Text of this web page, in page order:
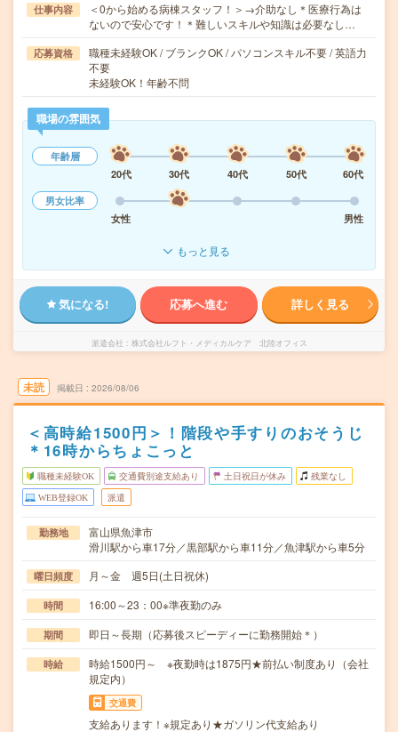
仕事内容
＜0から始める病棟スタッフ！＞→介助なし＊医療行為は
ないので安心です！＊難しいスキルや知識は必要なし…
応募資格
職種未経験OK / ブランクOK / パソコンスキル不要 / 英語力
不要
未経験OK！年齢不問
職場の雰囲気
年齢層
20代
30代 40代 50代
60代
男女比率
女性
男性
もっと見る
気になる! 応募へ進む 詳しく見る
派遣会社 株式会社ルフト・メディカルケア 北陸オフィス
未読 掲載日 2026/08/06
＜高時給1500円＞！階段や手すりのおそうじ
＊16時からちょこっと
職種未経験OK 交通費別途支給あり 土日祝日が休み 残業なし
WEB登録OK 派遣
勤務地
富山県魚津市
滑川駅から車17分／黒部駅から車11分／魚津駅から車5分
曜日頻度 月～金 週5日(土日祝休)
時間 16:00～23：00※準夜勤のみ
期間 即日～長期（応募後スピーディーに勤務開始＊）
時給
時給1500円～ ※夜勤時は1875円★前払い制度あり（会社
規定内）
交通費
支給あります！※規定あり★ガソリン代支給あり